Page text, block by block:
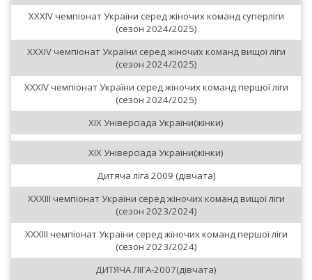
XXXIV чемпіонат України серед жіночих команд суперліги
(сезон 2024/2025)
XXXIV чемпіонат України серед жіночих команд вищої ліги
(сезон 2024/2025)
XXXIV чемпіонат України серед жіночих команд першої ліги
(сезон 2024/2025)
XIX Універсіада України(жінки)
XIX Універсіада України(жінки)
Дитяча ліга 2009 (дівчата)
XXXIII чемпіонат України серед жіночих команд вищої ліги
(сезон 2023/2024)
XXXIII чемпіонат України серед жіночих команд першої ліги
(сезон 2023/2024)
ДИТЯЧА ЛІГА-2007(дівчата)